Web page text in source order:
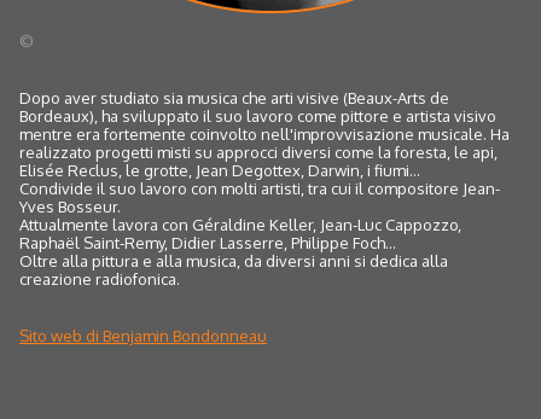
©
Dopo aver studiato sia musica che arti visive (Beaux-Arts de
Bordeaux), ha sviluppato il suo lavoro come pittore e artista visivo
mentre era fortemente coinvolto nell'improvvisazione musicale. Ha
realizzato progetti misti su approcci diversi come la foresta, le api,
Elisée Reclus, le grotte, Jean Degottex, Darwin, i fiumi...
Condivide il suo lavoro con molti artisti, tra cui il compositore Jean-
Yves Bosseur.
Attualmente lavora con Géraldine Keller, Jean-Luc Cappozzo,
Raphaël Saint-Remy, Didier Lasserre, Philippe Foch...
Oltre alla pittura e alla musica, da diversi anni si dedica alla
creazione radiofonica.
Sito web di Benjamin Bondonneau